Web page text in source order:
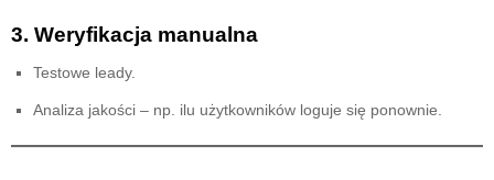
3. Weryfikacja manualna
Testowe leady.
Analiza jakości – np. ilu użytkowników loguje się ponownie.